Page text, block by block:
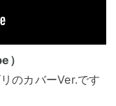
のカバーVer.です